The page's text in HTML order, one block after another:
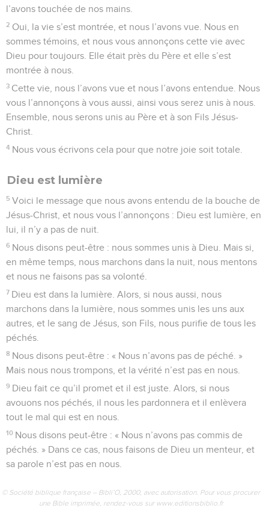
l’avons touchée de nos mains.
2 Oui, la vie s’est montrée, et nous l’avons vue. Nous en
sommes témoins, et nous vous annonçons cette vie avec
Dieu pour toujours. Elle était près du Père et elle s’est
montrée à nous.
3 Cette vie, nous l’avons vue et nous l’avons entendue. Nous
vous l’annonçons à vous aussi, ainsi vous serez unis à nous.
Ensemble, nous serons unis au Père et à son Fils Jésus-
Christ.
4 Nous vous écrivons cela pour que notre joie soit totale.
Dieu est lumière
5 Voici le message que nous avons entendu de la bouche de
Jésus-Christ, et nous vous l’annonçons : Dieu est lumière, en
lui, il n’y a pas de nuit.
6 Nous disons peut-être : nous sommes unis à Dieu. Mais si,
en même temps, nous marchons dans la nuit, nous mentons
et nous ne faisons pas sa volonté.
7 Dieu est dans la lumière. Alors, si nous aussi, nous
marchons dans la lumière, nous sommes unis les uns aux
autres, et le sang de Jésus, son Fils, nous purifie de tous les
péchés.
8 Nous disons peut-être : « Nous n’avons pas de péché. »
Mais nous nous trompons, et la vérité n’est pas en nous.
9 Dieu fait ce qu’il promet et il est juste. Alors, si nous
avouons nos péchés, il nous les pardonnera et il enlèvera
tout le mal qui est en nous.
10 Nous disons peut-être : « Nous n’avons pas commis de
péchés. » Dans ce cas, nous faisons de Dieu un menteur, et
sa parole n’est pas en nous.
© Société biblique française – Bibli’O, 2000, avec autorisation. Pour vous procurer
une Bible imprimée, rendez-vous sur www.editionsbiblio.fr